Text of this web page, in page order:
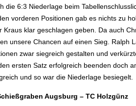
die 6:3 Niederlage beim
vorderen Positionen gab es nichts zu
Kraus klar geschlagen geben. Da auch
unsere Chancen auf einen Sieg. Ralph
zwar siegreich gestalten und
ersten Satz erfolgreich beenden doch
und so war die Niederlage besiegelt.
Augsburg – TC